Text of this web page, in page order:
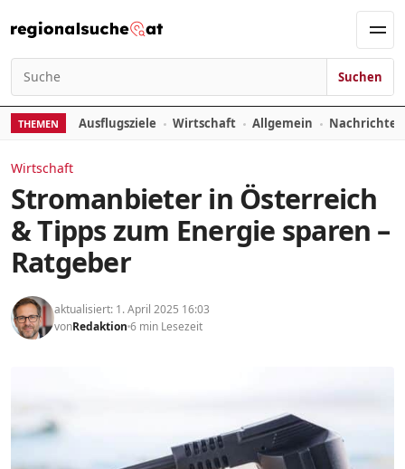
Suchen nach:
Suchen
THEMEN Ausflugsziele Wirtschaft Allgemein
Wirtschaft
Stromanbieter in Österreich
& Tipps zum Energie sparen –
Ratgeber
aktualisiert: 1. April 2025 16:03
vonRedaktion 6 min Lesezeit